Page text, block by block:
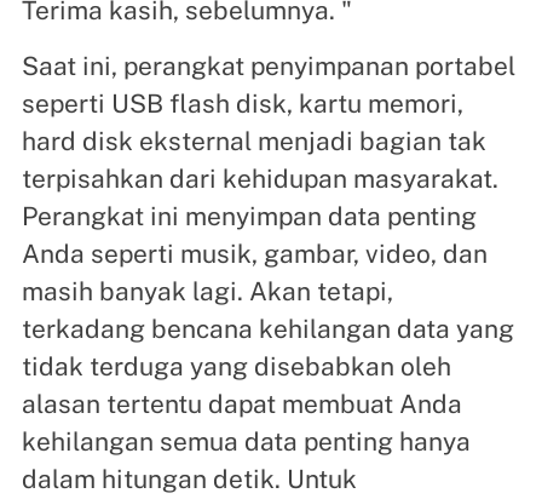
Terima kasih, sebelumnya. "
Saat ini, perangkat penyimpanan portabel
seperti USB flash disk, kartu memori,
hard disk eksternal menjadi bagian tak
terpisahkan dari kehidupan masyarakat.
Perangkat ini menyimpan data penting
Anda seperti musik, gambar, video, dan
masih banyak lagi. Akan tetapi,
terkadang bencana kehilangan data yang
tidak terduga yang disebabkan oleh
alasan tertentu dapat membuat Anda
kehilangan semua data penting hanya
dalam hitungan detik. Untuk